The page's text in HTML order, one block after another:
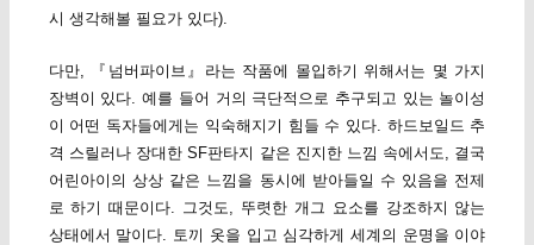
시 생각해볼 필요가 있다).
다만, 『넘버파이브』라는 작품에 몰입하기 위해서는 몇 가지
장벽이 있다. 예를 들어 거의 극단적으로 추구되고 있는 놀이성
이 어떤 독자들에게는 익숙해지기 힘들 수 있다. 하드보일드 추
격 스릴러나 장대한 SF판타지 같은 진지한 느낌 속에서도, 결국
어린아이의 상상 같은 느낌을 동시에 받아들일 수 있음을 전제
로 하기 때문이다. 그것도, 뚜렷한 개그 요소를 강조하지 않는
상태에서 말이다. 토끼 옷을 입고 심각하게 세계의 운명을 이야